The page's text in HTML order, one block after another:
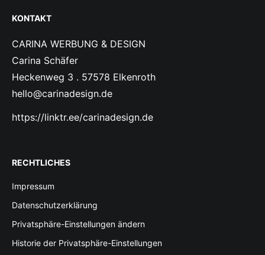
KONTAKT
CARINA WERBUNG & DESIGN
Carina Schäfer
Heckenweg 3 . 57578 Elkenroth
hello@carinadesign.de
https://linktr.ee/carinadesign.de
RECHTLICHES
Impressum
Datenschutzerklärung
Privatsphäre-Einstellungen ändern
Historie der Privatsphäre-Einstellungen